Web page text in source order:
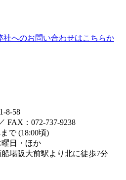
8-58
FAX：072-737-9238
で (18:00頃)
日・ほか
場阪大前駅より北に徒歩7分